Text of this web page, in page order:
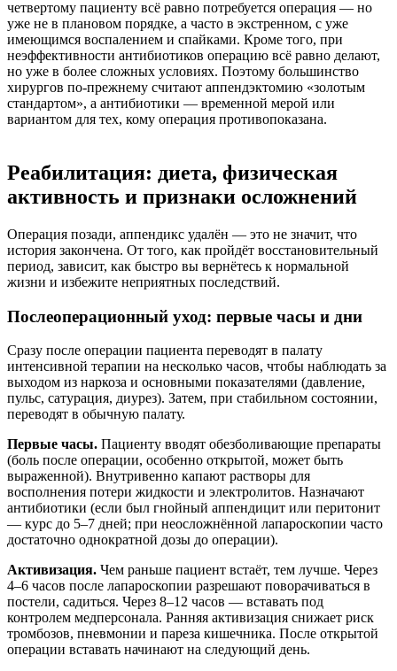
четвертому пациенту всё равно потребуется операция — но
уже не в плановом порядке, а часто в экстренном, с уже
имеющимся воспалением и спайками. Кроме того, при
неэффективности антибиотиков операцию всё равно делают,
но уже в более сложных условиях. Поэтому большинство
хирургов по-прежнему считают аппендэктомию «золотым
стандартом», а антибиотики — временной мерой или
вариантом для тех, кому операция противопоказана.
Реабилитация: диета, физическая
активность и признаки осложнений
Операция позади, аппендикс удалён — это не значит, что
история закончена. От того, как пройдёт восстановительный
период, зависит, как быстро вы вернётесь к нормальной
жизни и избежите неприятных последствий.
Послеоперационный уход: первые часы и дни
Сразу после операции пациента переводят в палату
интенсивной терапии на несколько часов, чтобы наблюдать за
выходом из наркоза и основными показателями (давление,
пульс, сатурация, диурез). Затем, при стабильном состоянии,
переводят в обычную палату.
Первые часы. Пациенту вводят обезболивающие препараты
(боль после операции, особенно открытой, может быть
выраженной). Внутривенно капают растворы для
восполнения потери жидкости и электролитов. Назначают
антибиотики (если был гнойный аппендицит или перитонит
— курс до 5–7 дней; при неосложнённой лапароскопии часто
достаточно однократной дозы до операции).
Активизация. Чем раньше пациент встаёт, тем лучше. Через
4–6 часов после лапароскопии разрешают поворачиваться в
постели, садиться. Через 8–12 часов — вставать под
контролем медперсонала. Ранняя активизация снижает риск
тромбозов, пневмонии и пареза кишечника. После открытой
операции вставать начинают на следующий день.